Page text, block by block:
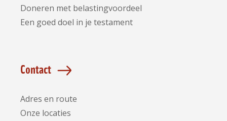
Doneren met belastingvoordeel
Een goed doel in je testament
Contact
Adres en route
Onze locaties